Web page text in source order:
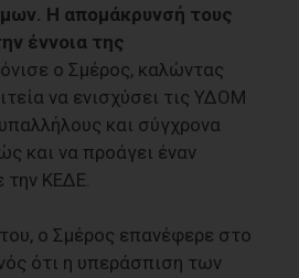
Η απομάκρυνσή τους
έννοια της
ο Σμέρος, καλώντας
να ενισχύσει τις ΥΔΟΜ
και σύγχρονα
και να προάγει έναν
την ΚΕΔΕ.
ο Σμέρος επανέφερε στο
ότι η υπεράσπιση των